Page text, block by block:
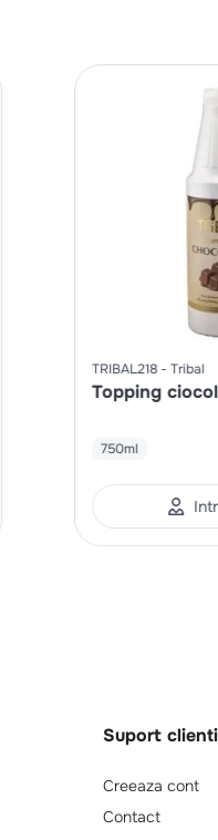
TRIBAL218 Tribal
Topping
750ml
Suport clienti
Creeaza cont
Contact